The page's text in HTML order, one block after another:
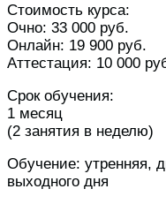
Стоимость курса:
Очно: 33 000 руб.
Онлайн: 19 900 руб.
Аттестация: 10 000
Срок обучения:
1 месяц
(2 занятия в неделю)
Обучение: утренняя,
выходного дня